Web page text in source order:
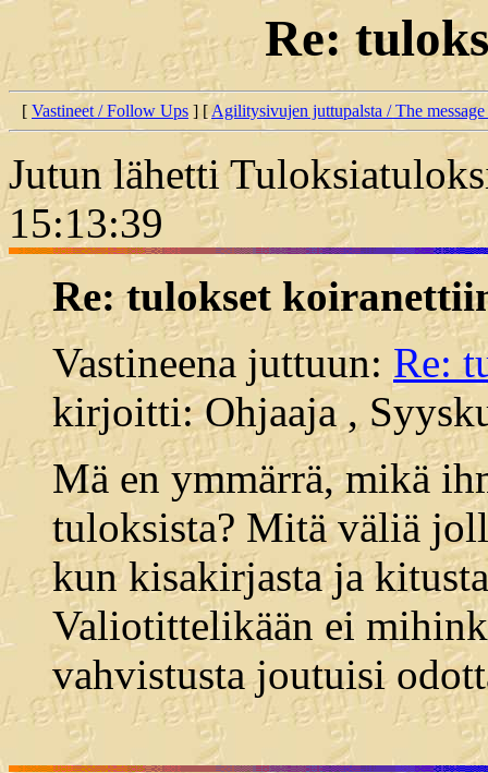
Re:
[ Vastineet / Follow Ups ] [Agilitysivujen juttupalsta / The
Jutun lähetti
15:13:39
Re: tulokset
Vastineena juttuun: Re:
kirjoitti: Ohjaaja ,
Mä en ymmärrä, mikä
tuloksista? Mitä väliä
kun kisakirjasta ja
Valiotittelikään ei
vahvistusta joutuisi